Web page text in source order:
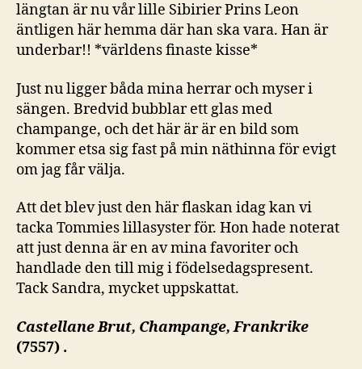
längtan är nu vår lille Sibirier Prins Leon
äntligen här hemma där han ska vara. Han är
underbar!! *världens finaste kisse*
Just nu ligger båda mina herrar och myser i
sängen. Bredvid bubblar ett glas med
champange, och det här är är en bild som
kommer etsa sig fast på min näthinna för evigt
om jag får välja.
Att det blev just den här flaskan idag kan vi
tacka Tommies lillasyster för. Hon hade noterat
att just denna är en av mina favoriter och
handlade den till mig i födelsedagspresent.
Tack Sandra, mycket uppskattat.
Castellane Brut, Champange, Frankrike
(7557) .